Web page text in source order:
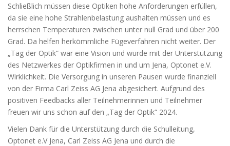
Schließlich müssen diese Optiken hohe Anforderungen erfüllen,
da sie eine hohe Strahlenbelastung aushalten müssen und es
herrschen Temperaturen zwischen unter null Grad und über 200
Grad. Da helfen herkömmliche Fügeverfahren nicht weiter. Der
„Tag der Optik“ war eine Vision und wurde mit der Unterstützung
des Netzwerkes der Optikfirmen in und um Jena, Optonet e.V.
Wirklichkeit. Die Versorgung in unseren Pausen wurde finanziell
von der Firma Carl Zeiss AG Jena abgesichert. Aufgrund des
positiven Feedbacks aller Teilnehmerinnen und Teilnehmer
freuen wir uns schon auf den „Tag der Optik“ 2024.
Vielen Dank für die Unterstützung durch die Schulleitung,
Optonet e.V Jena, Carl Zeiss AG Jena und durch die